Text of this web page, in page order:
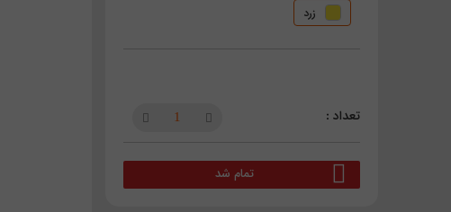
زرد
تمام شد